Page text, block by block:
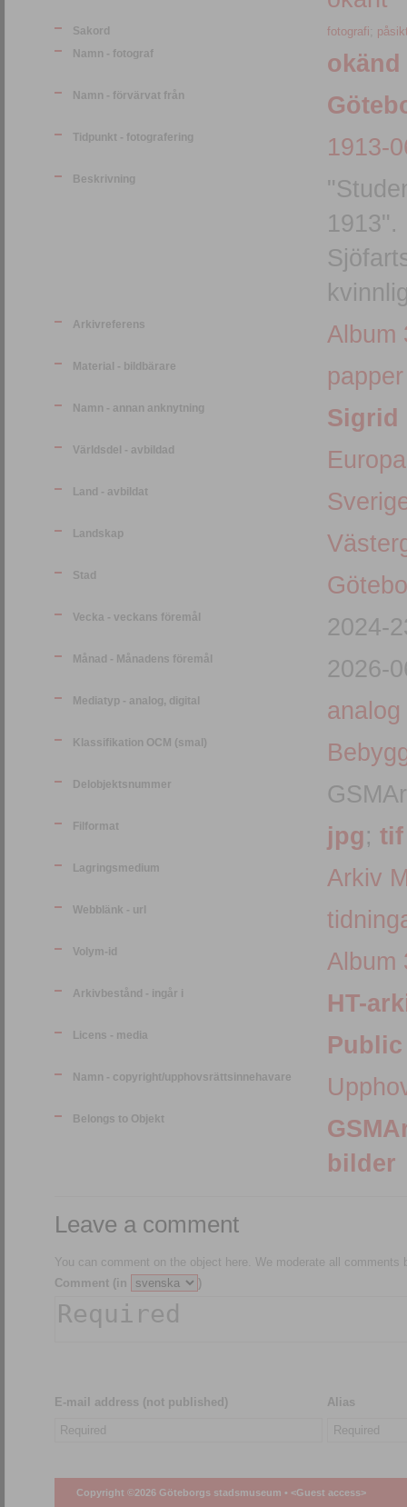
Sakord fotografi
Namn - fotograf okänd
Namn - förvärvat från
Tidpunkt - fotografering 1913-
Beskrivning
1913".
Arkivreferens Album
Material - bildbärare papper
Namn - annan anknytning Sigrid
Världsdel - avbildad Europa
Land - avbildat
Landskap
Stad
Vecka - veckans föremål 2024-
Månad - Månadens föremål 2026-
Mediatyp - analog, digital analog
Klassifikation OCM (smal)
Delobjektsnummer
Filformat jpg; tif
Lagringsmedium Arkiv
Webblänk - url
Volym-id Album
Arkivbestånd - ingår i HT-
Licens - media
Namn - copyright/upphovsrättsinnehavare
Belongs to Objekt
bilder
Leave a comment
You can comment on the object here. We moderate all comments
Comment (in
)
E-mail address (not published) Alias
Copyright ©2026 Göteborgs stadsmuseum • <Guest access>